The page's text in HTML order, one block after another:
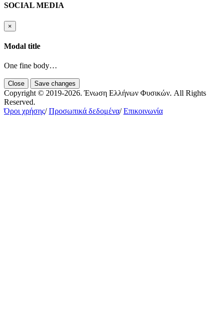
SOCIAL MEDIA
×
Modal title
One fine body…
Close Save changes
Copyright © 2019-2026. Ένωση Ελλήνων Φυσικών. All Rights
Reserved.
Όροι χρήσης/Προσωπικά δεδομένα/Επικοινωνία